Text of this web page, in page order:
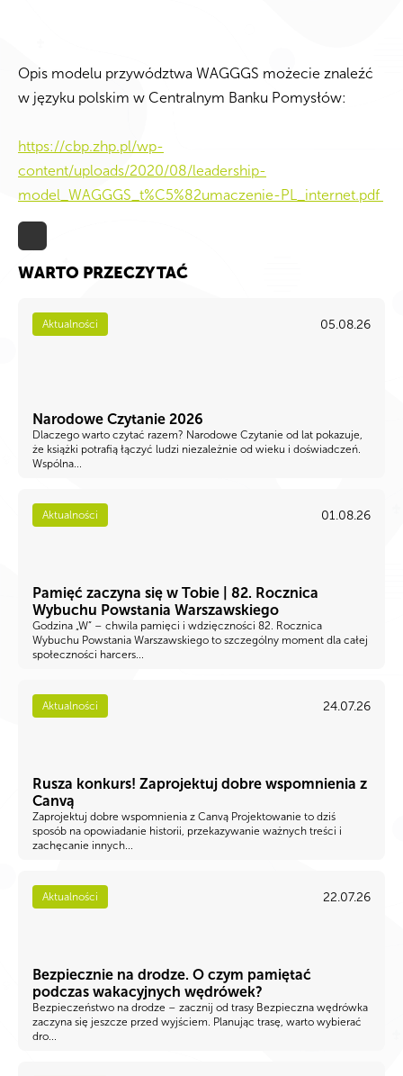
Opis modelu przywództwa WAGGGS możecie znaleźć
w języku polskim w Centralnym Banku Pomysłów:
https://cbp.zhp.pl/wp-
content/uploads/2020/08/leadership-
model_WAGGGS_t%C5%82umaczenie-PL_internet.pdf
WARTO PRZECZYTAĆ
Aktualności 05.08.26
Narodowe Czytanie 2026
Dlaczego warto czytać razem? Narodowe Czytanie od lat pokazuje,
że książki potrafią łączyć ludzi niezależnie od wieku i doświadczeń.
Wspólna...
Aktualności 01.08.26
Pamięć zaczyna się w Tobie | 82. Rocznica
Wybuchu Powstania Warszawskiego
Godzina „W” – chwila pamięci i wdzięczności 82. Rocznica
Wybuchu Powstania Warszawskiego to szczególny moment dla całej
społeczności harcers...
Aktualności 24.07.26
Rusza konkurs! Zaprojektuj dobre wspomnienia z
Canvą
Zaprojektuj dobre wspomnienia z Canvą Projektowanie to dziś
sposób na opowiadanie historii, przekazywanie ważnych treści i
zachęcanie innych...
Aktualności 22.07.26
Bezpiecznie na drodze. O czym pamiętać
podczas wakacyjnych wędrówek?
Bezpieczeństwo na drodze – zacznij od trasy Bezpieczna wędrówka
zaczyna się jeszcze przed wyjściem. Planując trasę, warto wybierać
dro...